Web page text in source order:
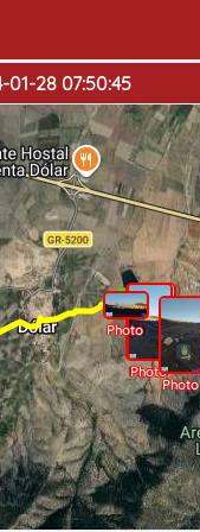
28 07:50:45
Photo
Photo
Photo
Photo
Photo